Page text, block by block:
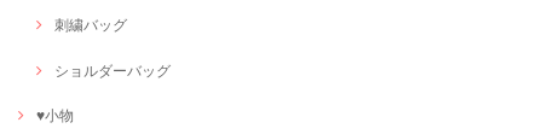
刺繍バッグ
ショルダーバッグ
♥小物